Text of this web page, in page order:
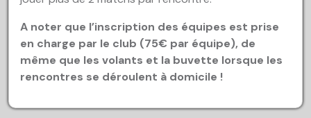
A noter que l’inscription des équipes est prise
en charge par le club (75€ par équipe), de
même que les volants et la buvette lorsque les
rencontres se déroulent à domicile !